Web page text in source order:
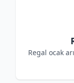
Regal ocak